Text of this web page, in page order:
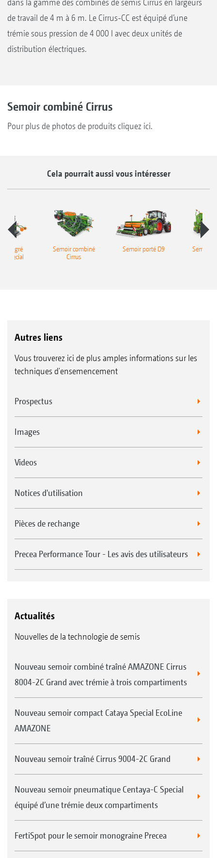
dans la gamme des combinés de semis Cirrus en largeurs
de travail de 4 m à 6 m. Le Cirrus-CC est équipé d’une
trémie sous pression de 4 000 l avec deux unités de
distribution électriques.
Semoir combiné Cirrus
Pour plus de photos de produits cliquez ici.
Cela pourrait aussi vous intéresser
intégré
Special
Semoir combiné
Cirrus
Semoir porté D9
Semoir
Autres liens
Vous trouverez ici de plus amples informations sur les
techniques d'ensemencement
Prospectus
Images
Videos
Notices d'utilisation
Pièces de rechange
Precea Performance Tour - Les avis des utilisateurs
Actualités
Nouvelles de la technologie de semis
Nouveau semoir combiné traîné AMAZONE Cirrus
8004-2C Grand avec trémie à trois compartiments
Nouveau semoir compact Cataya Special EcoLine
AMAZONE
Nouveau semoir traîné Cirrus 9004-2C Grand
Nouveau semoir pneumatique Centaya-C Special
équipé d’une trémie deux compartiments
FertiSpot pour le semoir monograine Precea